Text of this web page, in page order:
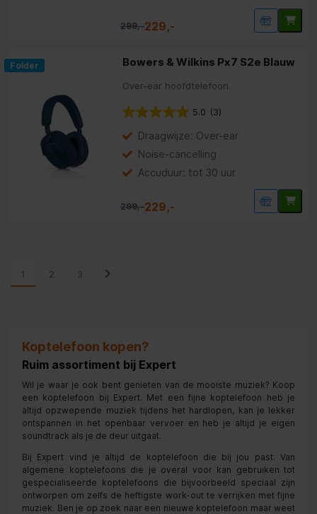
299,-229,-
Folder Bowers & Wilkins Px7 S2e Blauw
Over-ear hoofdtelefoon
5.0 (3)
Draagwijze: Over-ear
Noise-cancelling
Accuduur: tot 30 uur
299,-229,-
1 2 3
Koptelefoon kopen?
Ruim assortiment bij Expert
Wil je waar je ook bent genieten van de mooiste muziek? Koop
een koptelefoon bij Expert. Met een fijne koptelefoon heb je
altijd opzwepende muziek tijdens het hardlopen, kan je lekker
ontspannen in het openbaar vervoer en heb je altijd je eigen
soundtrack als je de deur uitgaat.
Bij Expert vind je altijd de koptelefoon die bij jou past. Van
algemene koptelefoons die je overal voor kan gebruiken tot
gespecialiseerde koptelefoons die bijvoorbeeld speciaal zijn
ontworpen om zelfs de heftigste work-out te verrijken met fijne
muziek. Ben je op zoek naar een nieuwe koptelefoon maar weet